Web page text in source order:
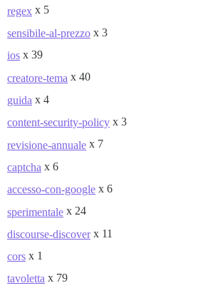
regex x 5
sensibile-al-prezzo x 3
ios x 39
creatore-tema x 40
guida x 4
content-security-policy x 3
revisione-annuale x 7
captcha x 6
accesso-con-google x 6
sperimentale x 24
discourse-discover x 11
cors x 1
tavoletta x 79